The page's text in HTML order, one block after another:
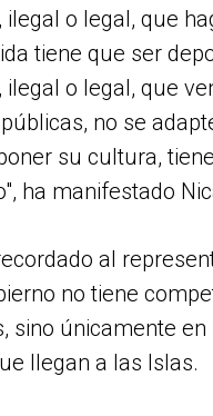
ilegal o legal, que
tiene que ser
ilegal o legal, que
no se
su cultura,
ha manifestado
al
no tiene
sino únicamente
llegan a las Islas.